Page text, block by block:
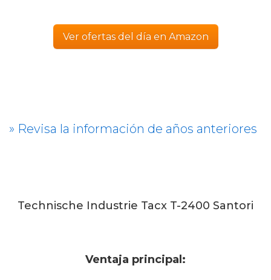
Ver ofertas del día en Amazon
» Revisa la información de años anteriores
Technische Industrie Tacx T-2400 Santori
Ventaja principal: